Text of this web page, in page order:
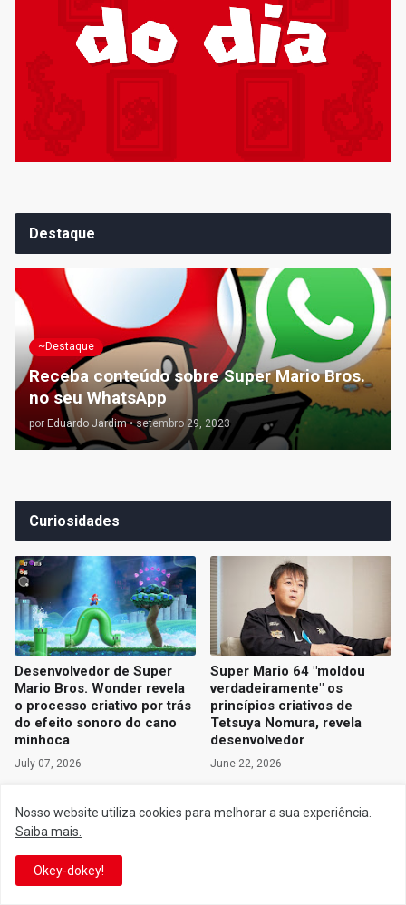
Destaque
~Destaque
Receba conteúdo sobre Super Mario Bros.
no seu WhatsApp
por Eduardo Jardim • setembro 29, 2023
Curiosidades
Desenvolvedor de Super
Mario Bros. Wonder revela
o processo criativo por trás
do efeito sonoro do cano
minhoca
July 07, 2026
Super Mario 64 "moldou
verdadeiramente" os
princípios criativos de
Tetsuya Nomura, revela
desenvolvedor
June 22, 2026
Nosso website utiliza cookies para melhorar a sua experiência.
Saiba mais.
Okey-dokey!